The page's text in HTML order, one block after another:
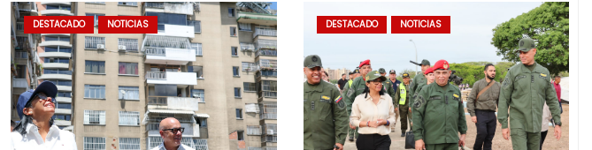
DESTACADO NOTICIAS DESTACADO NOTICIAS